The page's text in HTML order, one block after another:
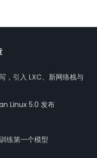
，引入 LXC、新网络栈与
Linux 5.0 发布
练第一个模型